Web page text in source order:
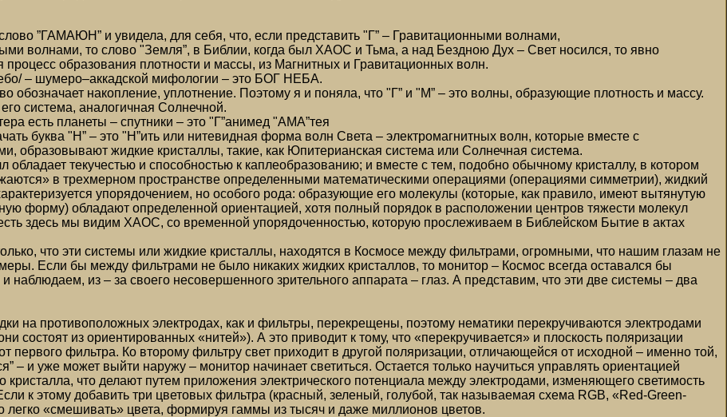
”ГАМАЮН” и увидела, для себя, что, если представить "Г” – Гравитационными волнами,
волнами, то слово "Земля”, в Библии, когда был ХАОС и Тьма, а над Бездною Дух – Свет носился, то явно
процесс образования плотности и массы, из Магнитных и Гравитационных волн.
– шумеро–аккадской мифологии – это БОГ НЕБА.
обозначает накопление, уплотнение. Поэтому я и поняла, что "Г” и "М” – это волны, образующие плотность и массу.
система, аналогичная Солнечной.
есть планеты – спутники – это "Г”анимед "АМА”тея
буква "Н” – это "Н”ить или нитевидная форма волн Света – электромагнитных волн, которые вместе с
образовывают жидкие кристаллы, такие, как Юпитерианская система или Солнечная система.
обладает текучестью и способностью к каплеобразованию; и вместе с тем, подобно обычному кристаллу, в котором
в трехмерном пространстве определенными математическими операциями (операциями симметрии), жидкий
упорядочением, но особого рода: образующие его молекулы (которые, как правило, имеют вытянутую
форму) обладают определенной ориентацией, хотя полный порядок в расположении центров тяжести молекул
есть здесь мы видим ХАОС, со временной упорядоченностью, которую прослеживаем в Библейском Бытие в актах
что эти системы или жидкие кристаллы, находятся в Космосе между фильтрами, огромными, что нашим глазам не
Если бы между фильтрами не было никаких жидких кристаллов, то монитор – Космос всегда оставался бы
наблюдаем, из – за своего несовершенного зрительного аппарата – глаз. А представим, что эти две системы – два
на противоположных электродах, как и фильтры, перекрещены, поэтому нематики перекручиваются электродами
состоят из ориентированных «нитей»). А это приводит к тому, что «перекручивается» и плоскость поляризации
первого фильтра. Ко второму фильтру свет приходит в другой поляризации, отличающейся от исходной – именно той,
– и уже может выйти наружу – монитор начинает светиться. Остается только научиться управлять ориентацией
кристалла, что делают путем приложения электрического потенциала между электродами, изменяющего светимость
к этому добавить три цветовых фильтра (красный, зеленый, голубой, так называемая схема RGB, «Red-Greеn-
легко «смешивать» цвета, формируя гаммы из тысяч и даже миллионов цветов.